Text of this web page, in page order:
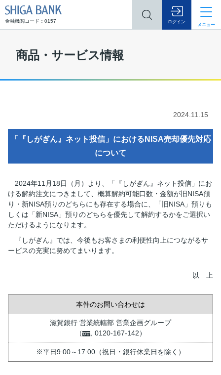
金融機関コード：0157 ログイン
メニュー
商品・サービス情報
2024.11.15
「『しがぎん』ネット投信」におけるNISA売却優先対応
について
2024年11月18日（月）より、「『しがぎん』ネット投信」にお
ける解約注文につきまして、概算解約可能口数・金額が旧NISA預
り・新NISA預りのどちらにも存在する場合に、「旧NISA」預りも
しくは「新NISA」預りのどちらを優先して解約するかをご選択い
ただけるようになります。
『しがぎん』では、今後もお客さまの利便性向上につながるサ
ービスの充実に努めてまいります。
以 上
本件のお問い合わせは
滋賀銀行 営業統轄部 営業企画グループ
（
0120-167-142）
※平日9:00～17:00（祝日・銀行休業日を除く）